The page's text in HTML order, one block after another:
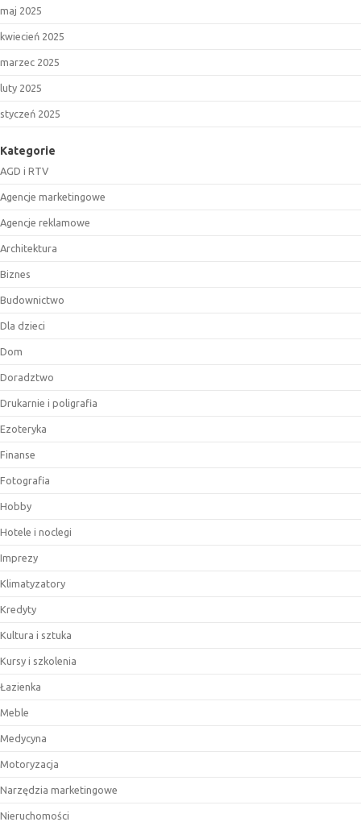
maj 2025
kwiecień 2025
marzec 2025
luty 2025
styczeń 2025
Kategorie
AGD i RTV
Agencje marketingowe
Agencje reklamowe
Architektura
Biznes
Budownictwo
Dla dzieci
Dom
Doradztwo
Drukarnie i poligrafia
Ezoteryka
Finanse
Fotografia
Hobby
Hotele i noclegi
Imprezy
Klimatyzatory
Kredyty
Kultura i sztuka
Kursy i szkolenia
Łazienka
Meble
Medycyna
Motoryzacja
Narzędzia marketingowe
Nieruchomości